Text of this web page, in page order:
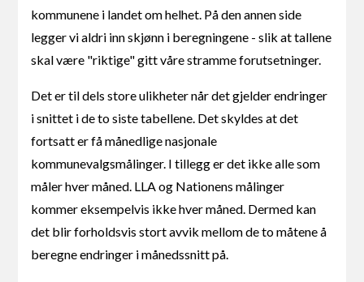
kommunene i landet om helhet. På den annen side
legger vi aldri inn skjønn i beregningene - slik at tallene
skal være "riktige" gitt våre stramme forutsetninger.
Det er til dels store ulikheter når det gjelder endringer
i snittet i de to siste tabellene. Det skyldes at det
fortsatt er få månedlige nasjonale
kommunevalgsmålinger. I tillegg er det ikke alle som
måler hver måned. LLA og Nationens målinger
kommer eksempelvis ikke hver måned. Dermed kan
det blir forholdsvis stort avvik mellom de to måtene å
beregne endringer i månedssnitt på.